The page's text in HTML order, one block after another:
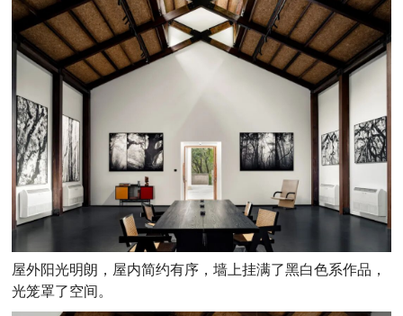
屋外阳光明朗，屋内简约有序，墙上挂满了黑白色系作品，
光笼罩了空间。